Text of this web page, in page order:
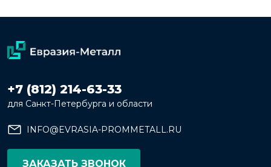
+7 (812) 214-63-33
для Санкт-Петербурга и области
INFO@EVRASIA-PROMMETALL.RU
ЗАКАЗАТЬ ЗВОНОК